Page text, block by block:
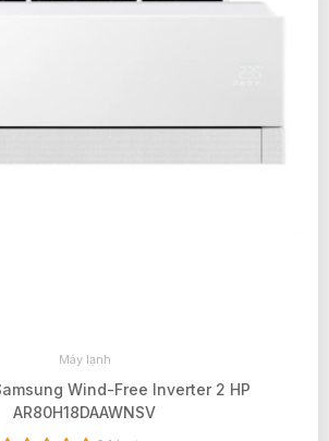
Máy lạnh
Wind-Free Inverter 2 HP
AR80H18DAAWNSV